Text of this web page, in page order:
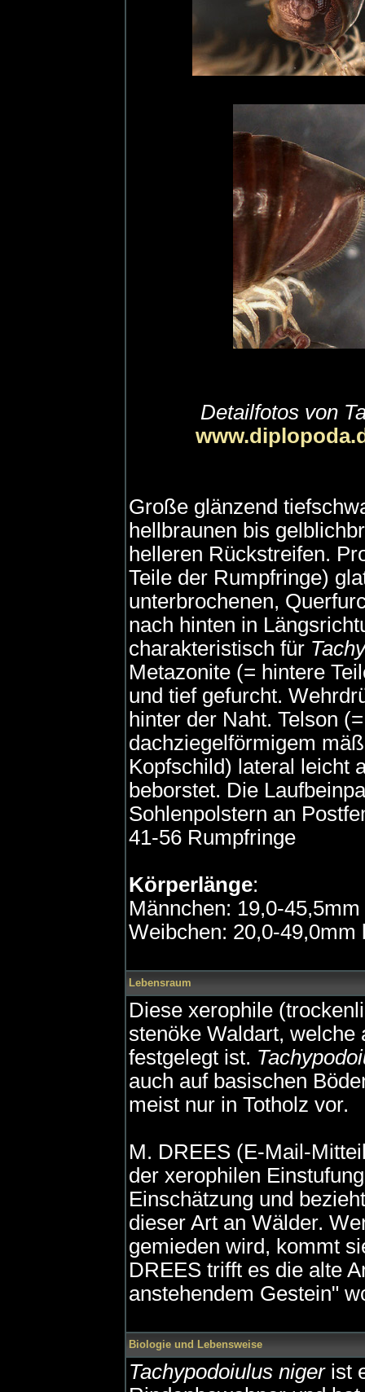
Detailfotos von
Große glänzend
hellbraunen bis
helleren Rückstreifen.
Teile der Rumpfringe)
unterbrochenen,
nach hinten in
charakteristisch für
Metazonite (= hintere
und tief gefurcht.
hinter der Naht. Telson
dachziegelförmigem
Kopfschild) lateral leicht
beborstet. Die
Sohlenpolstern an
41-56 Rumpfringe
Körperlänge:
Männchen: 19,0-
Weibchen: 20,0-
Lebensraum
Diese xerophile
stenöke Waldart, welche
festgelegt ist.
auch auf basischen
meist nur in Totholz vor.
M. DREES (E-Mail-
der xerophilen
Einschätzung und
dieser Art an Wälder.
gemieden wird, kommt
DREES trifft es die alte
anstehendem Gestein"
Biologie und Lebensweise
Tachypodoiulus nigerist